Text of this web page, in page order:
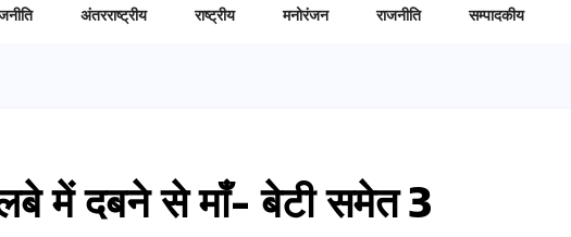
अंतरराष्ट्रीय राष्ट्रीय मनोरंजन राजनीति सम्पादकीय
में दबने से माँ- बेटी समेत 3